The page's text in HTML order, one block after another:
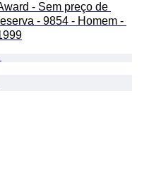
- Sem preço de
- 9854 - Homem -